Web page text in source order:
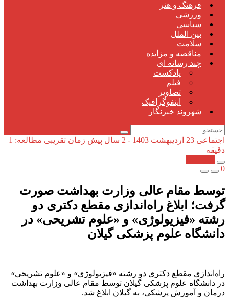
فرهنگ و هنر
ورزشی
سیاسی
بین الملل
سلامت
مناقصه و مزایده
چند رسانه ای
پادکست
فیلم
تصاویر
اینفوگرافیک
شهروند خبرنگار
اجتماعی 23 اردیبهشت 1403 - 2 سال پیش
زمان تقریبی مطالعه: 1
دقیقه
0
توسط مقام عالی وزارت بهداشت صورت
گرفت؛ ابلاغ راه‌اندازی مقطع دکتری دو
رشته «فیزیولوژی» و «علوم تشریحی» در
دانشگاه علوم پزشکی گیلان
راه‌اندازی مقطع دکتری دو رشته «فیزیولوژی» و «علوم تشریحی»
در دانشگاه علوم پزشکی گیلان توسط مقام عالی وزارت بهداشت
درمان و آموزش پزشکی، به گیلان ابلاغ شد.